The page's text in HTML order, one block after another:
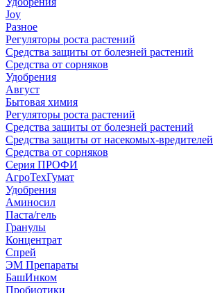
Joy
Разное
Регуляторы роста растений
Средства защиты от болезней растений
Средства от сорняков
Удобрения
Август
Бытовая химия
Регуляторы роста растений
Средства защиты от болезней растений
Средства защиты от насекомых-вредителей
Средства от сорняков
Серия ПРОФИ
АгроТехГумат
Удобрения
Аминосил
Паста/гель
Гранулы
Концентрат
Спрей
ЭМ Препараты
БашИнком
Пробиотики